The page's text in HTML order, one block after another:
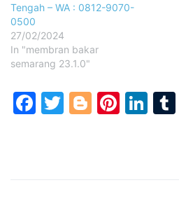
Tengah – WA : 0812-9070-
0500
27/02/2024
In "membran bakar
semarang 23.1.0"
Facebook
Twitter
Blogger